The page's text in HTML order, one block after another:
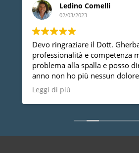
Ledino Comelli
02/03/2023
Devo ringraziare il Dott.
professionalità e competenza
problema alla spalla e posso
anno non ho più nessun
dire che è una persona molto
non da tutti.
Leggi di più